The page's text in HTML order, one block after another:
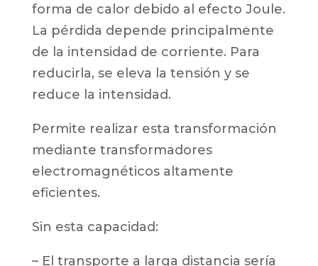
forma de calor debido al efecto Joule.
La pérdida depende principalmente
de la intensidad de corriente. Para
reducirla, se eleva la tensión y se
reduce la intensidad.
Permite realizar esta transformación
mediante transformadores
electromagnéticos altamente
eficientes.
Sin esta capacidad:
– El transporte a larga distancia sería